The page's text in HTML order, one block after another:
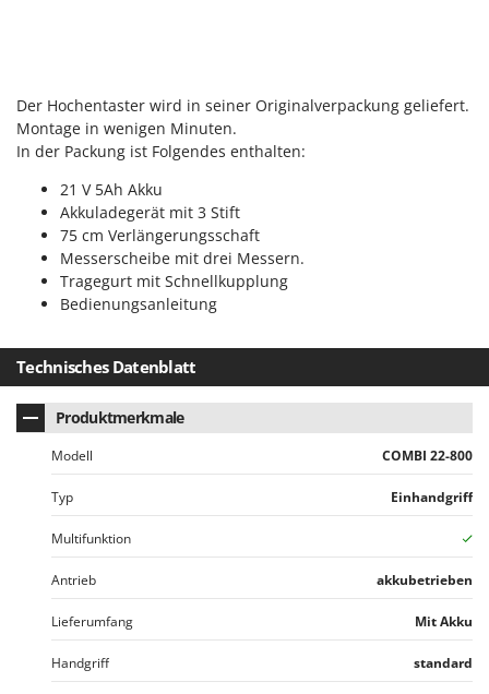
Der Hochentaster wird in seiner Originalverpackung geliefert.
Montage in wenigen Minuten.
In der Packung ist Folgendes enthalten:
21 V 5Ah Akku
Akkuladegerät mit 3 Stift
75 cm Verlängerungsschaft
Messerscheibe mit drei Messern.
Tragegurt mit Schnellkupplung
Bedienungsanleitung
Technisches Datenblatt
Produktmerkmale
Modell COMBI 22-800
Typ Einhandgriff
Multifunktion
Antrieb akkubetrieben
Lieferumfang Mit Akku
Handgriff standard